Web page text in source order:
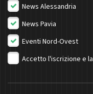
News Alessandria
News Pavia
Eventi Nord-Ovest
Accetto l'iscrizione e la